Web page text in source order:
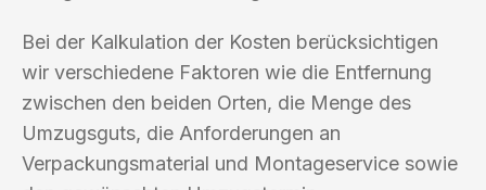
Bei der Kalkulation der Kosten berücksichtigen
wir verschiedene Faktoren wie die Entfernung
zwischen den beiden Orten, die Menge des
Umzugsguts, die Anforderungen an
Verpackungsmaterial und Montageservice sowie